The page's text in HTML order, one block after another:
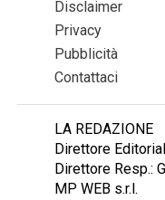
Disclaimer
Privacy
Pubblicità
Contattaci
LA REDAZIONE
Direttore
Direttore Resp.:
MP WEB s.r.l.